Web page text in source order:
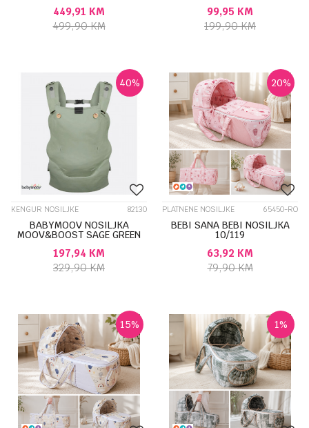
449,91 KM
499,90KM
99,95 KM
199,90KM
40%
KENGUR NOSILJKE 82130
BABYMOOV NOSILJKA
MOOV&BOOST SAGE GREEN
197,94 KM
329,90KM
20%
PLATNENE NOSILJKE 65450-RO
BEBI SANA BEBI NOSILJKA
10/119
63,92 KM
79,90KM
15% 1%